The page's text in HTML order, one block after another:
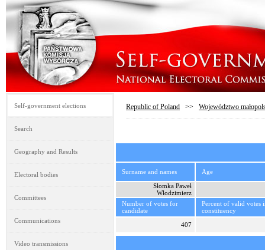
Self-government elections
Search
Geography and Results
Electoral bodies
Committees
Communications
Video transmissions
Republic of Poland >> Województwo
Surname and names
Age
Słomka Paweł
Włodzimierz
Number of votes for
candidate
Percent of valid votes
constituency
407